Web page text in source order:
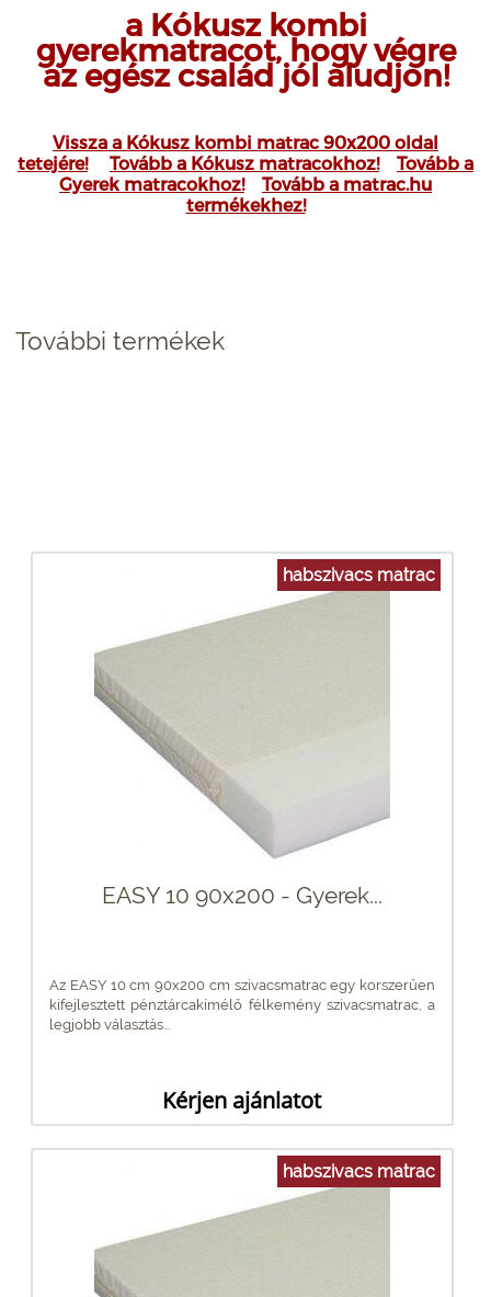
a Kókusz kombi
gyerekmatracot, hogy végre
az egész család jól aludjon!
Vissza a Kókusz kombi matrac 90x200 oldal
tetejére!
Tovább a Kókusz matracokhoz!
Tovább a
Gyerek matracokhoz!
Tovább a matrac.hu
termékekhez!
További termékek
habszivacs matrac
EASY 10 90x200 - Gyerek...
Az EASY 10 cm 90x200 cm szivacsmatrac egy korszerűen
kifejlesztett pénztárcakímélő félkemény szivacsmatrac, a
legjobb választás...
Kérjen ajánlatot
habszivacs matrac